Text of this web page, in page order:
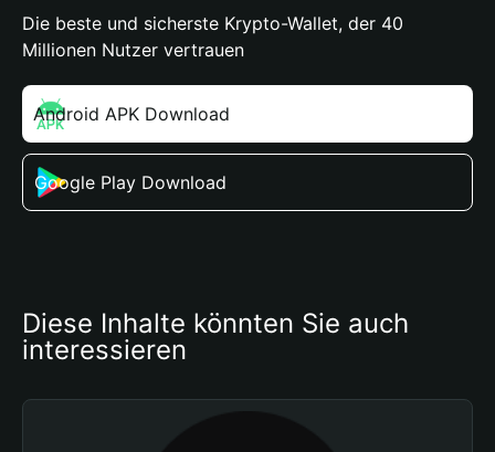
Die beste und sicherste Krypto-Wallet, der 40
Millionen Nutzer vertrauen
Android APK Download
Google Play Download
Diese Inhalte könnten Sie auch
interessieren